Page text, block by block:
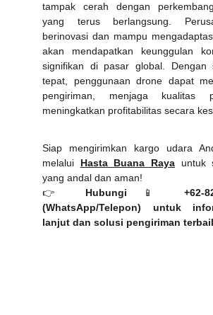
tampak cerah dengan
yang terus berlangsung.
berinovasi dan mampu
akan mendapatkan keunggulan
signifikan di pasar global. Dengan
tepat, penggunaan drone dapat
pengiriman, menjaga kualitas
meningkatkan profitabilitas secara
Siap mengirimkan kargo udara
melalui Hasta Buana Raya untuk
yang andal dan aman!
👉 Hubungi 📱
+62-
(WhatsApp/Telepon) untuk
lanjut dan solusi pengiriman